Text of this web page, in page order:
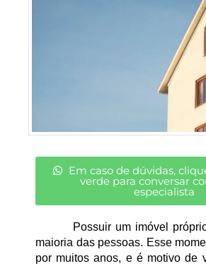
Em caso de dúvidas,
verde para conversar
especialista
Possuir um imóvel
maioria das pessoas. Esse
por muitos anos, e é motivo de